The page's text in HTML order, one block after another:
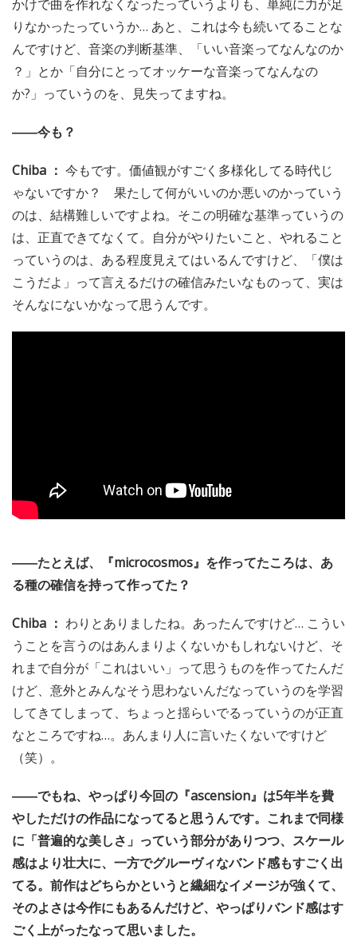
かけで曲を作れなくなったっていうよりも、単純に力が足
りなかったっていうか… あと、これは今も続いてることな
んですけど、音楽の判断基準、「いい音楽ってなんなのか
？」とか「自分にとってオッケーな音楽ってなんなの
か?」っていうのを、見失ってますね。
――今も？
Chiba ： 今もです。価値観がすごく多様化してる時代じ
ゃないですか？ 果たして何がいいのか悪いのかっていう
のは、結構難しいですよね。そこの明確な基準っていうの
は、正直できてなくて。自分がやりたいこと、やれること
っていうのは、ある程度見えてはいるんですけど、「僕は
こうだよ」って言えるだけの確信みたいなものって、実は
そんなにないかなって思うんです。
――たとえば、『microcosmos』を作ってたころは、あ
る種の確信を持って作ってた？
Chiba ： わりとありましたね。あったんですけど… こうい
うことを言うのはあんまりよくないかもしれないけど、そ
れまで自分が「これはいい」って思うものを作ってたんだ
けど、意外とみんなそう思わないんだなっていうのを学習
してきてしまって、ちょっと揺らいでるっていうのが正直
なところですね…。あんまり人に言いたくないですけど
（笑）。
――でもね、やっぱり今回の『ascension』は5年半を費
やしただけの作品になってると思うんです。これまで同様
に「普遍的な美しさ」っていう部分がありつつ、スケール
感はより壮大に、一方でグルーヴィなバンド感もすごく出
てる。前作はどちらかというと繊細なイメージが強くて、
そのよさは今作にもあるんだけど、やっぱりバンド感はす
ごく上がったなって思いました。